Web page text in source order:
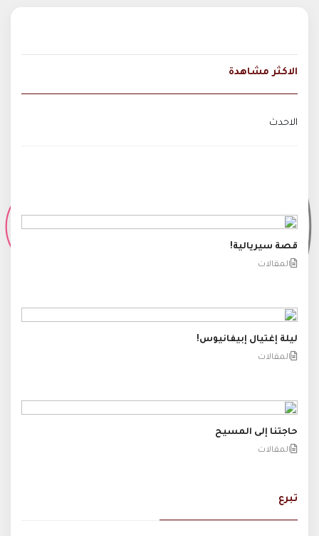
الاكثر مشاهدة
الاحدث
قصة سيريالية!
المقالات
ليلة إغتيال إبيفانيوس!
المقالات
حاجتنا إلى المسيح
المقالات
تبرع